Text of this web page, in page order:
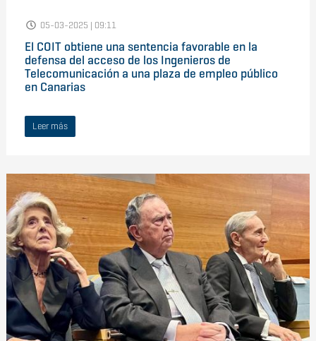
05-03-2025 | 09:11
El COIT obtiene una sentencia favorable en la
defensa del acceso de los Ingenieros de
Telecomunicación a una plaza de empleo público
en Canarias
Leer más